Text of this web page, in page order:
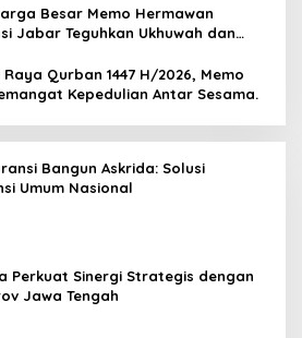
Jabar Teguhkan Ukhuwah dan
Kepedulian Antar Sesama.
Bangun Askrida: Solusi
Umum Nasional
Perkuat Sinergi Strategis dengan
Jawa Tengah